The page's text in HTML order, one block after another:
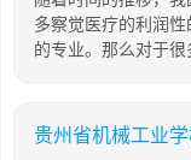
多察觉医疗的利润
的专业。那么对于很
贵州省机械工业